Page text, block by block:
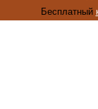
Бесплатный